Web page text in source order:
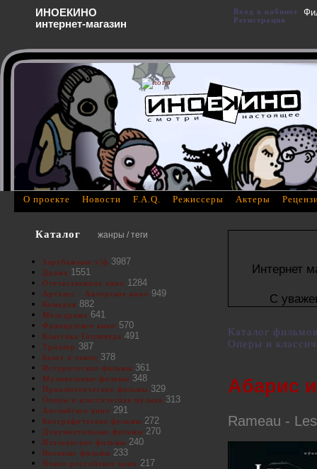
Интернет
С
Каталог
Оперы и
Абарис
Rameau -
Каталог жанры / теги
Зарубежные х/ф 3987
Драма 1551
Отечественное кино 1284
Артхаус - Авторское кино 949
Комедия 882
Мелодрама 641
Французское кино 570
Классика Голливуда 491
Триллер 387
Балет и танец 378
Исторические фильмы 361
Музыкальные фильмы 348
Приключенческие фильмы 329
Оперы и классическая музыка 313
Английское кино 291
Биографические фильмы 272
Документальные фильмы 270
Итальянские фильмы 240
Военные фильмы 233
Новое российское кино 217
О проекте Новости F.A.Q. Режиссеры Актеры
ИНОЕКИНО
интернет-магазин
Вход в кабинет
Регистрация